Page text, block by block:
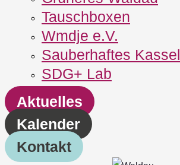
Tauschboxen
Wmdje e.V.
Sauberhaftes Kassel
SDG+ Lab
Aktuelles
Kalender
Kontakt